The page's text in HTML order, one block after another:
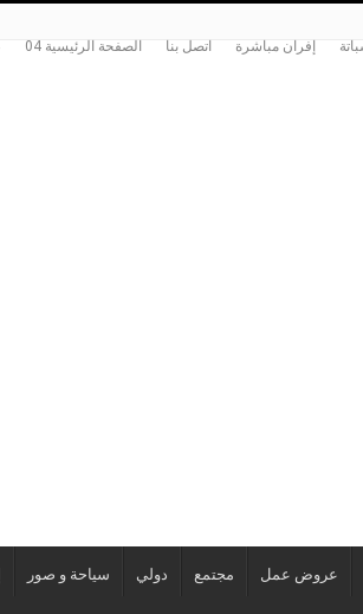
إفران مباشرة اتصل بنا الصفحة الرئيسية 04
عروض عمل مجتمع دولي سياحة و صور